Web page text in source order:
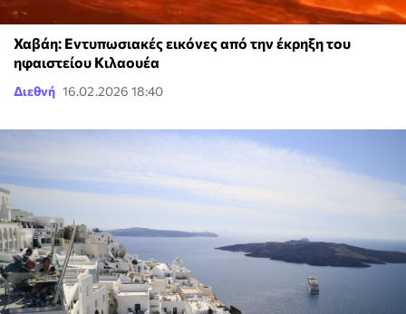
Χαβάη: Εντυπωσιακές εικόνες από την έκρηξη του
ηφαιστείου Κιλαουέα
Διεθνή 16.02.2026 18:40